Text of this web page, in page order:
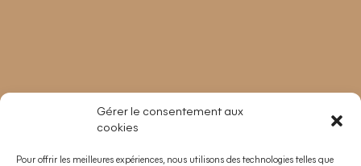
Gérer le consentement aux
cookies
Pour offrir les meilleures expériences, nous utilisons des technologies telles que